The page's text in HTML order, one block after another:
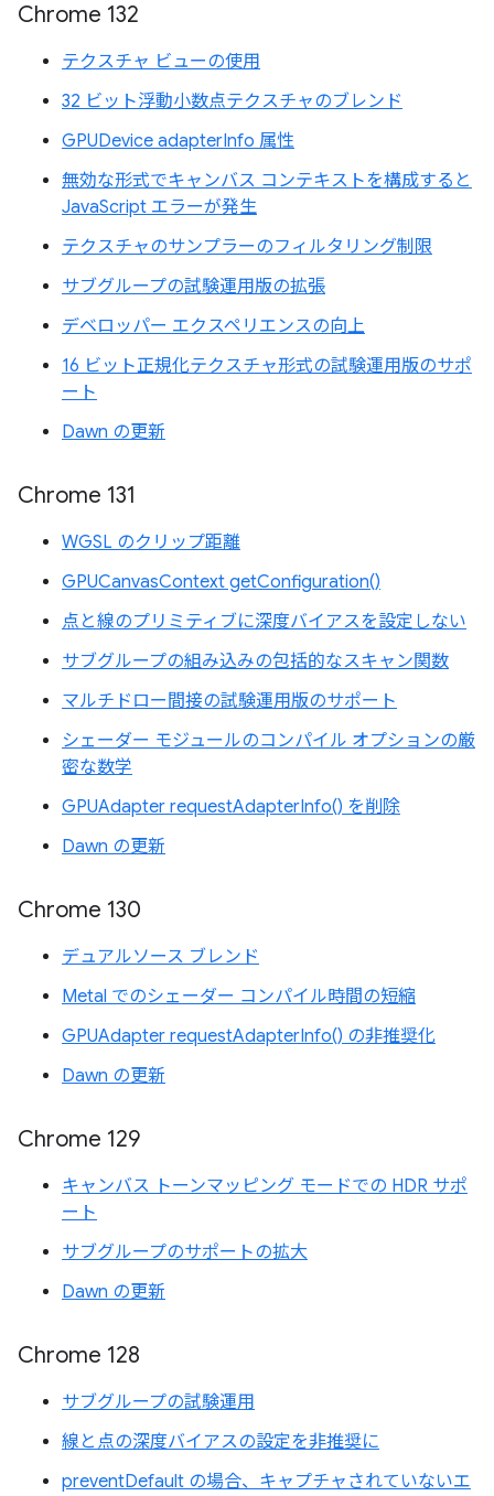
Chrome 132
テクスチャ ビューの使用
32 ビット浮動小数点テクスチャのブレンド
GPUDevice adapterInfo 属性
無効な形式でキャンバス コンテキストを構成すると
JavaScript エラーが発生
テクスチャのサンプラーのフィルタリング制限
サブグループの試験運用版の拡張
デベロッパー エクスペリエンスの向上
16 ビット正規化テクスチャ形式の試験運用版のサポ
ート
Dawn の更新
Chrome 131
WGSL のクリップ距離
GPUCanvasContext getConfiguration()
点と線のプリミティブに深度バイアスを設定しない
サブグループの組み込みの包括的なスキャン関数
マルチドロー間接の試験運用版のサポート
シェーダー モジュールのコンパイル オプションの厳
密な数学
GPUAdapter requestAdapterInfo() を削除
Dawn の更新
Chrome 130
デュアルソース ブレンド
Metal でのシェーダー コンパイル時間の短縮
GPUAdapter requestAdapterInfo() の非推奨化
Dawn の更新
Chrome 129
キャンバス トーンマッピング モードでの HDR サポ
ート
サブグループのサポートの拡大
Dawn の更新
Chrome 128
サブグループの試験運用
線と点の深度バイアスの設定を非推奨に
preventDefault の場合、キャプチャされていないエ